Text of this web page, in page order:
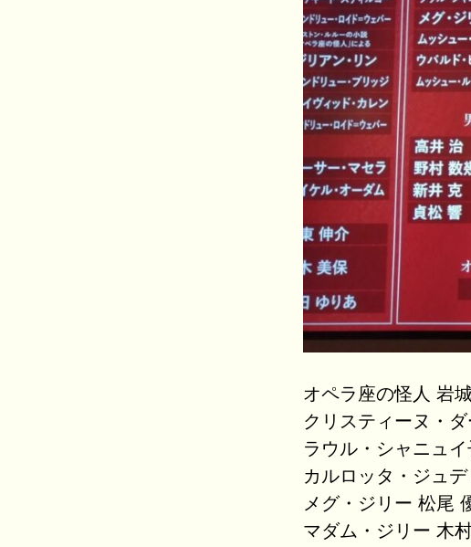
オペラ座の怪人 岩
クリスティーヌ・
ラウル・シャニュ
カルロッタ・ジュ
メグ・ジリー 松尾
マダム・ジリー 木